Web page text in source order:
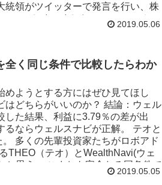
統領がツイッターで発言を行い、株
ってしまいました・・・。 テオの
運用成績がウェルスナビに劣る まず
れでは継続する理由が見当たらな
ウェルスナビに投入したほうがい
柄を探せるようになった。 テオの
もりはない。 実際に3か月半で資
いるから、そのサービス内容自体
ただ、この3か月半でごまお自身
2019.05.06
全く同じ条件で比較したらわか
めようとする方にはぜひ見てほし
はどちらがいいのか？ 結論：ウェル
した結果、利益に3.79％の差が出
るならウェルスナビが正解。 テオと
多くの先輩投資家たちがロボアド
THEO（テオ）とWealthNavi(ウェ
と思う。 ごまおも完全なる同条件で
ほしい。 特に、投資に興味を持ち始
2019.05.05